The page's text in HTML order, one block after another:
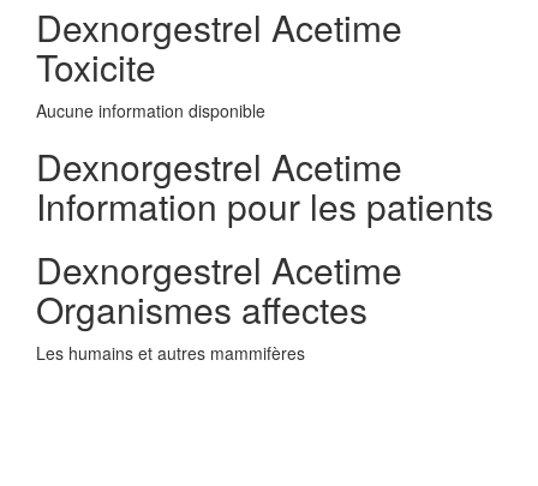
Dexnorgestrel Acetime
Toxicite
Aucune information disponible
Dexnorgestrel Acetime
Information pour les patients
Dexnorgestrel Acetime
Organismes affectes
Les humains et autres mammifères